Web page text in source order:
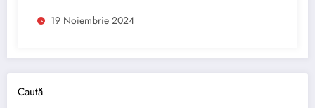
19 Noiembrie 2024
Caută